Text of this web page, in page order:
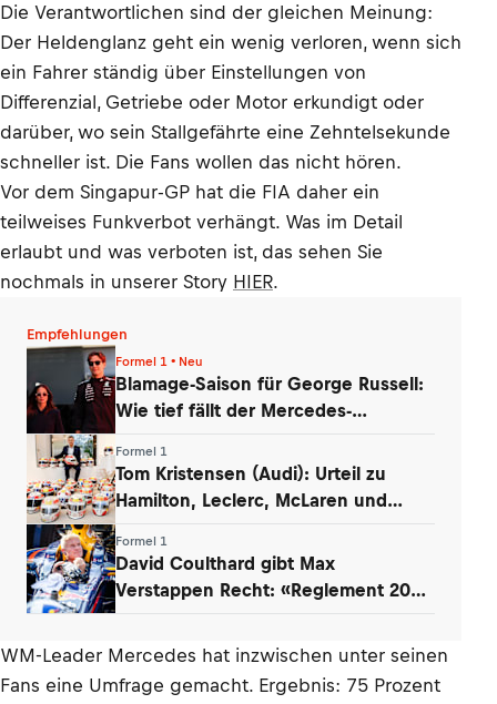
Die Verantwortlichen sind der gleichen Meinung:
Der Heldenglanz geht ein wenig verloren, wenn sich
ein Fahrer ständig über Einstellungen von
Differenzial, Getriebe oder Motor erkundigt oder
darüber, wo sein Stallgefährte eine Zehntelsekunde
schneller ist. Die Fans wollen das nicht hören.
Vor dem Singapur-GP hat die FIA daher ein
teilweises Funkverbot verhängt. Was im Detail
erlaubt und was verboten ist, das sehen Sie
nochmals in unserer Story HIER.
Empfehlungen
Formel 1 • Neu
Blamage-Saison für George Russell:
Wie tief fällt der Mercedes-
Formel 1
Tom Kristensen (Audi): Urteil zu
Hamilton, Leclerc, McLaren und
Formel 1
David Coulthard gibt Max
Verstappen Recht: «Reglement 2026
WM-Leader Mercedes hat inzwischen unter seinen
Fans eine Umfrage gemacht. Ergebnis: 75 Prozent